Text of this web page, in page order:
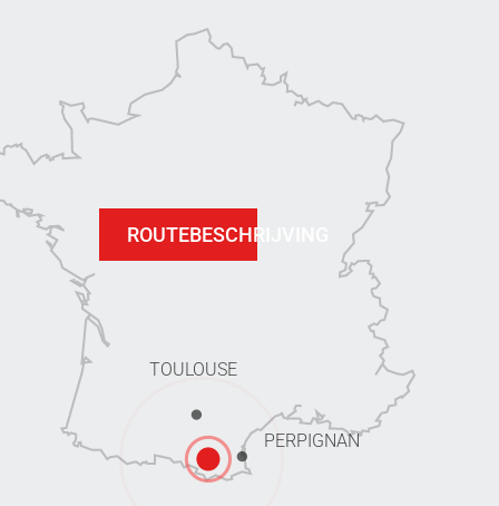
TOULOUSE
PERPIGNAN
ROUTEBESCHRIJVING